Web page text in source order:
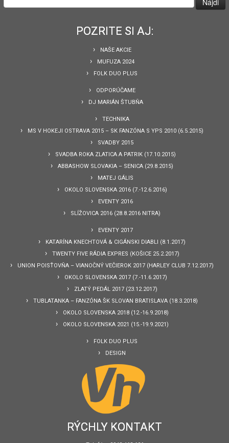
POZRITE SI AJ:
NAŠE AKCIE
MUFUZA 2024
FOLK DUO PLUS
ODPORÚČAME
DJ MARIÁN ŠTUBŇA
TECHNIKA
MS V HOKEJI OSTRAVA 2015 – SK FANZÓNA S YPS 2010 (6.5.2015)
SVADBY 2015
SVADBA ROKA ZLATICA A PATRIK (17.10.2015)
ABBASHOW SLOVAKIA – SENICA (29.8.2015)
MATEJ GÁLIS
OKOLO SLOVENSKA 2016 (7.-12.6.2016)
EVENTY 2016
SLÍŽOVICA 2016 (28.8.2016 NITRA)
EVENTY 2017
KATARÍNA KNECHTOVÁ & CIGÁNSKI DIABLI (8.1.2017)
TWENTY FIVE RÁDIA EXPRES (KOŠICE 25.2.2017)
UNION POISŤOVŇA – VIANOČNÝ VEČIEROK 2017 (HARLEY CLUB 7.12.2017)
OKOLO SLOVENSKA 2017 (7.-11.6.2017)
ZLATÝ PEDÁL 2017 (23.12.2017)
TUBLATANKA – FANZÓNA ŠK SLOVAN BRATISLAVA (18.3.2018)
OKOLO SLOVENSKA 2018 (12.-16.9.2018)
OKOLO SLOVENSKA 2021 (15.-19.9.2021)
FOLK DUO PLUS
DESIGN
RÝCHLY KONTAKT